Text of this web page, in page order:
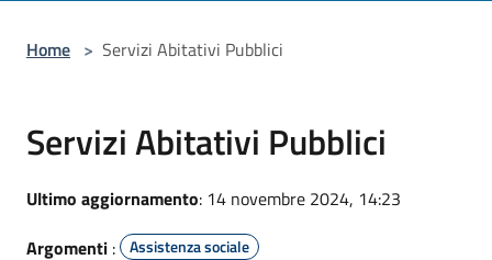
Home > Servizi Abitativi Pubblici
Servizi Abitativi Pubblici
Ultimo aggiornamento: 14 novembre 2024, 14:23
Argomenti : Assistenza sociale